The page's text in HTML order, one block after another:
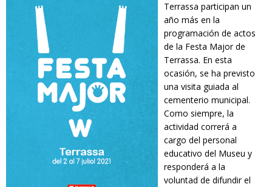
Terrassa participan un
año más en la
programación de actos
de la Festa Major de
Terrassa. En esta
ocasión, se ha previsto
una visita guiada al
cementerio municipal.
Como siempre, la
actividad correrá a
cargo del personal
educativo del Museu y
responderá a la
voluntad de difundir el